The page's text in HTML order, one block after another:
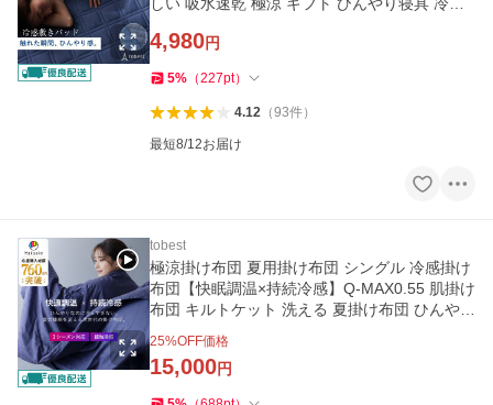
4,980円
5% （227pt）
4.12（93件）
最短8/12お届け
tobest
極涼掛け布団 夏用掛け布団 シングル 冷感掛け
布団【快眠調温×持続冷感】Q-MAX0.55 肌掛け
布団 キルトケット 洗える 夏掛け布団 ひんやり
25%OFF価格
15,000円